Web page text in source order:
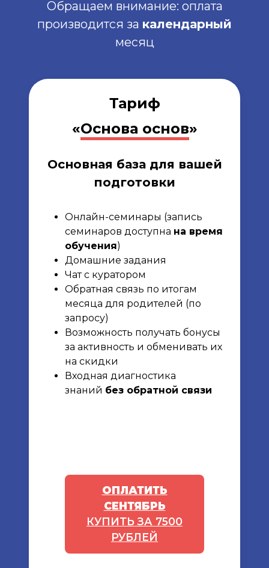
Обращаем внимание: оплата
производится за календарный
месяц
Тариф
«Основа основ»
Основная база для вашей
подготовки
Онлайн-семинары (запись
семинаров доступна на время
обучения)
Домашние задания
Чат с куратором
Обратная связь по итогам
месяца для родителей (по
запросу)
Возможность получать бонусы
за активность и обменивать их
на скидки
Входная диагностика
знаний без обратной связи
ОПЛАТИТЬ
СЕНТЯБРЬ
КУПИТЬ ЗА 7500
РУБЛЕЙ